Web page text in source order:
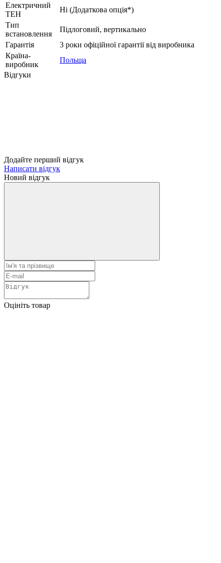
Електричний
ТЕН
Ні (Додаткова опція*)
Тип
встановлення
Підлоговий, вертикально
Гарантія
3 роки офіційної гарантії від виробника
Країна-
виробник
Польща
Відгуки
Додайте перший відгук
Написати відгук
Новий відгук
Оцініть товар